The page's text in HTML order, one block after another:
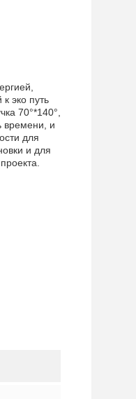
эко путь
70°*140°,
времени, и
для
и для